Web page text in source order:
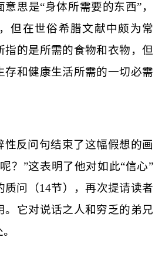
意思是“身体所需要的东西”，
但在世俗希腊文献中颇为常
指的是所需的食物和衣物，但
存和健康生活所需的一切必需
性反问句结束了这幅假想的画
？ ”这表明了他对如此“信心”
质问（14节），再次提请读者
。它对说话之人和穷乏的弟兄